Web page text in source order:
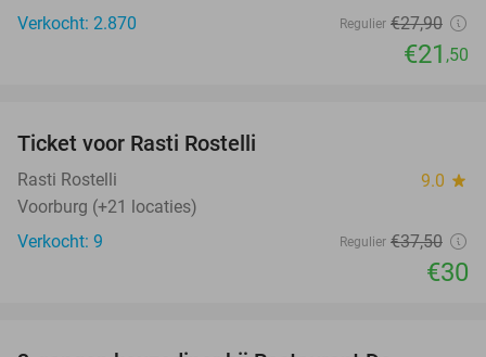
Verkocht: 2.870
Regulier €27,90
€21 ,50
TODAY
Ticket voor Rasti Rostelli
Rasti Rostelli 9.0 star
Voorburg (+21 locaties)
Verkocht: 9
Regulier €37,50
€30